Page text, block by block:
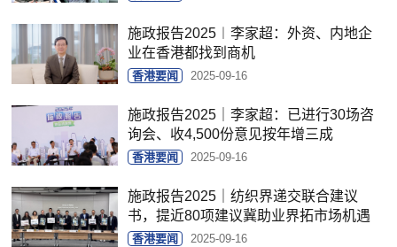
施政报告2025︱李家超：外资、内地企
业在香港都找到商机
香港要闻 2025-09-16
施政报告2025｜李家超：已进行30场咨
询会、收4,500份意见按年增三成
香港要闻 2025-09-16
施政报告2025｜纺织界递交联合建议
书，提近80项建议冀助业界拓市场机遇
香港要闻 2025-09-16